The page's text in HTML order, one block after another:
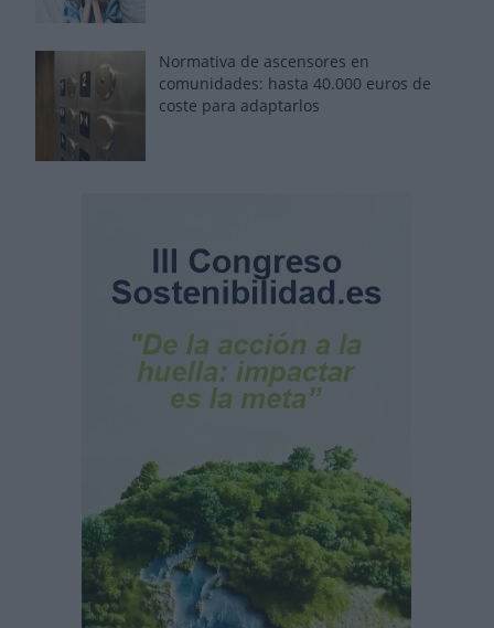
Normativa de ascensores en
comunidades: hasta 40.000 euros de
coste para adaptarlos